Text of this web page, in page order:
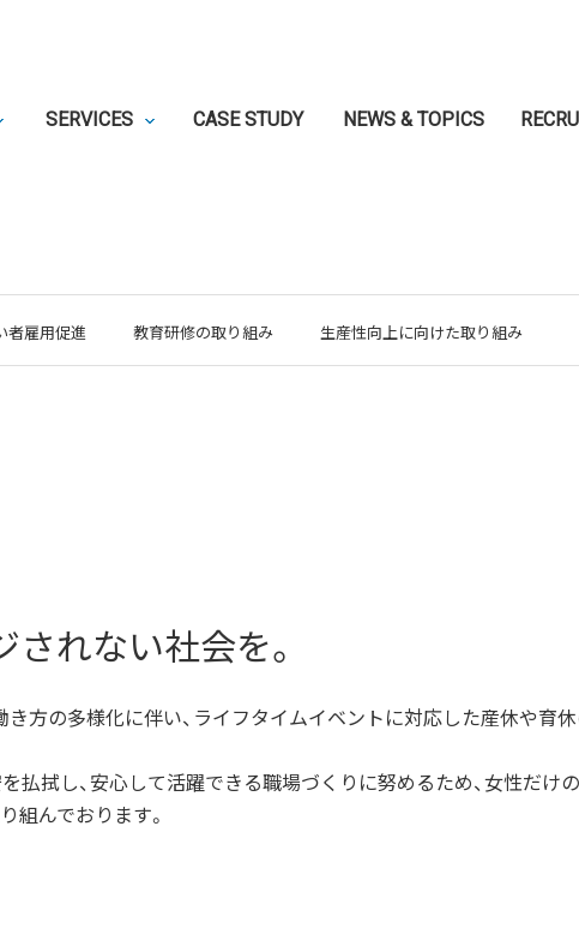
SERVICES CASE STUDY NEWS & TOPICS
者雇用促進 教育研修の取り組み 生産性向上に向けた取り組み
れない社会を。
き方の多様化に伴い、ライフタイムイベントに対応した産休や育
を払拭し、安心して活躍できる職場づくりに努めるため、女性だ
組んでおります。